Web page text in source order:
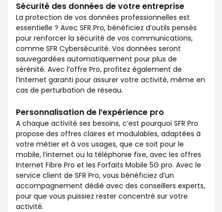
Sécurité des données de votre entreprise
La protection de vos données professionnelles est
essentielle ? Avec SFR Pro, bénéficiez d’outils pensés
pour renforcer la sécurité de vos communications,
comme SFR Cybersécurité. Vos données seront
sauvegardées automatiquement pour plus de
sérénité. Avec l’offre Pro, profitez également de
l’internet garanti pour assurer votre activité, même en
cas de perturbation de réseau.
Personnalisation de l’expérience pro
A chaque activité ses besoins, c’est pourquoi SFR Pro
propose des offres claires et modulables, adaptées à
votre métier et à vos usages, que ce soit pour le
mobile, l’internet ou la téléphonie fixe, avec les offres
Internet Fibre Pro et les Forfaits Mobile 5G pro. Avec le
service client de SFR Pro, vous bénéficiez d’un
accompagnement dédié avec des conseillers experts,
pour que vous puissiez rester concentré sur votre
activité.